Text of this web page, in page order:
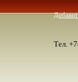
Тел.